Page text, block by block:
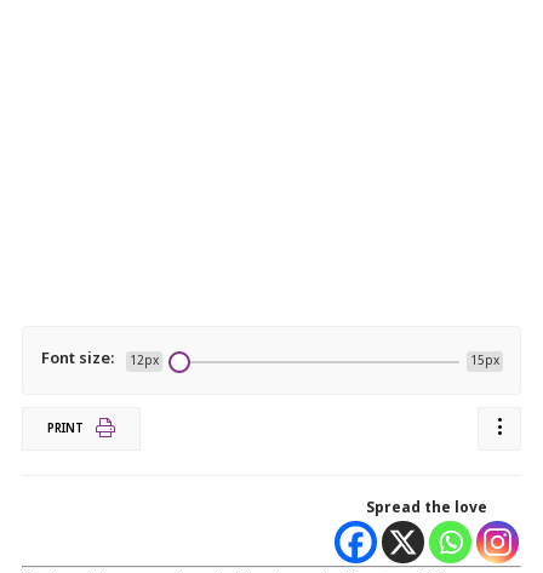
Font size: 12px 15px
PRINT
Spread the love